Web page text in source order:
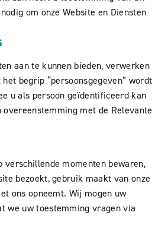
om onze Website en Diensten
aan te kunnen bieden, verwerken
begrip “persoonsgegeven” wordt
u als persoon geïdentificeerd kan
met de Relevante
verschillende momenten bewaren,
bezoekt, gebruik maakt van onze
ons opneemt. Wij mogen uw
we uw toestemming vragen via